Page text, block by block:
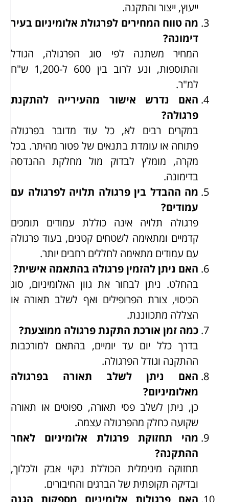
ייעוץ, ייצור והתקנה.
מה טווח המחירים לפרגולת אלומיניום בעיר
דימונה?
המחיר משתנה לפי סוג הפרגולה, הגודל
והתוספות, ונע לרוב בין 600 ל-1,200 ש"ח
למ"ר.
האם נדרש אישור מהעירייה להתקנת
פרגולה?
במקרים רבים לא, כל עוד מדובר בפרגולה
פתוחה או עומדת בתנאים של פטור מהיתר. בכל
מקרה, מומלץ לבדוק מול מחלקת ההנדסה
בדימונה.
מה ההבדל בין פרגולה תלויה לפרגולה עם
עמודים?
פרגולה תלויה אינה כוללת עמודים תומכים
קדמיים ומתאימה לשטחים קטנים, בעוד פרגולה
עם עמודים מתאימה לחללים רחבים יותר.
האם ניתן להזמין פרגולה בהתאמה אישית?
בהחלט. ניתן לבחור את גוון האלומיניום, סוג
הכיסוי, צורת הפרופילים ואף לשלב תאורה או
הצללה מתכווננת.
כמה זמן אורכת התקנת פרגולה ממוצעת?
בדרך כלל יום עד יומיים, בהתאם למורכבות
ההתקנה וגודל הפרגולה.
האם ניתן לשלב תאורה בפרגולה
מאלומיניום?
כן, ניתן לשלב פסי תאורה, ספוטים או תאורה
שקועה כחלק מהפרגולה עצמה.
מהי תחזוקת פרגולת אלומיניום לאחר
ההתקנה?
תחזוקה מינימלית הכוללת ניקוי אבק ולכלוך,
ובדיקה תקופתית של הברגים והחיבורים.